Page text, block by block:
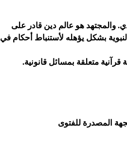
والمجتهد هو عالم دين قادر على
بشكل يؤهله لأستنباط أحكام في
المصدرة للفتوى